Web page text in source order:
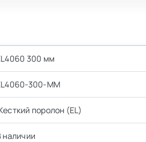
300 мм
300-MM
поролон (EL)
наличии